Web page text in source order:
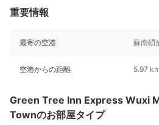
重要情報
最寄の空港 蘇南碩
空港からの距離 5.97
Green Tree Inn Express Wuxi
Townのお部屋タイプ